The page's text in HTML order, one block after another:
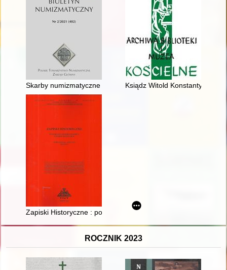
Skarby numizmatyczne w zbiorach Muzeum Piastów Śląskich
Ksiądz Witold Konstanty
Zapiski Historyczne : poświęcone historii Pomorza i krajów
ROCZNIK 2023